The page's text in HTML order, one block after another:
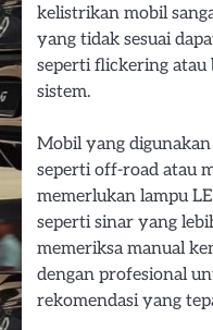
kelistrikan mobil
yang tidak sesuai
seperti flickering atau
sistem.
Mobil yang
seperti off-road atau
memerlukan lampu
seperti sinar yang
memeriksa manual
dengan profesional
rekomendasi yang